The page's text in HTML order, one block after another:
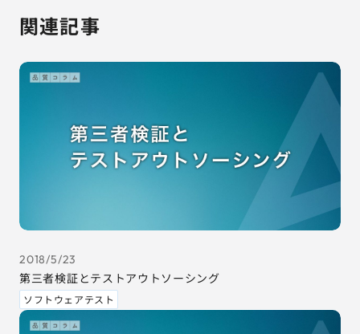
関連記事
2018/5/23
第三者検証とテストアウトソーシング
ソフトウェアテスト